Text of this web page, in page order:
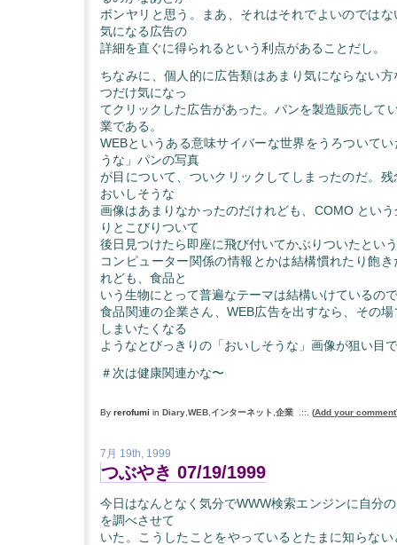
ボンヤリと思う。まあ、それはそれでよいのでは
気になる広告の
詳細を直ぐに得られるという利点があることだし。
ちなみに、個人的に広告類はあまり気にならない
つだけ気になっ
てクリックした広告があった。パンを製造販売して
業である。
WEBというある意味サイバーな世界をうろついて
うな」パンの写真
が目について、ついクリックしてしまったのだ。
おいしそうな
画像はあまりなかったのだけれども、COMO とい
りとこびりついて
後日見つけたら即座に飛び付いてかぶりついたとい
コンピューター関係の情報とかは結構慣れたり飽
れども、食品と
いう生物にとって普遍なテーマは結構いけているの
食品関連の企業さん、WEB広告を出すなら、その
しまいたくなる
ようなとびっきりの「おいしそうな」画像が狙い目
＃次は健康関連かな〜
By rerofumi in Diary WEB インターネット 企業 .::. (Add your comment
7月 19th, 1999
つぶやき 07/19/1999
今日はなんとなく気分でWWW検索エンジンに自分
を調べさせて
いた。こうしたことをやっているとたまに知らな